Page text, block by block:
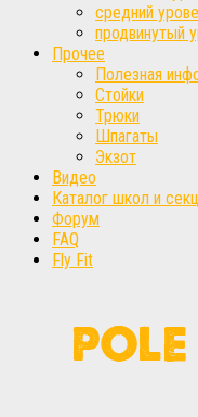
средний
продвинутый
Прочее
Полезная
Стойки
Трюки
Шпагаты
Экзот
Видео
Каталог школ и
Форум
FAQ
Fly Fit